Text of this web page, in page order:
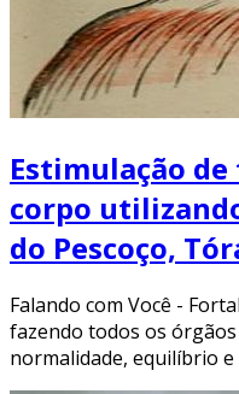
Estimulação
corpo
do Pescoço,
Falando com Você -
fazendo todos os
normalidade, equilíbrio e